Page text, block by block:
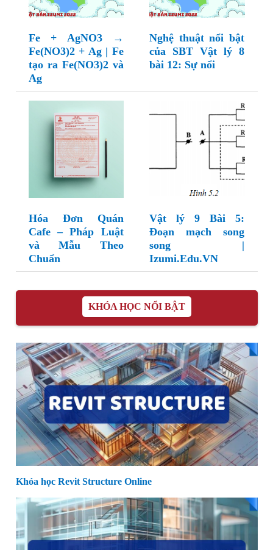
Fe + AgNO3 →
Fe(NO3)2 + Ag | Fe
tạo ra Fe(NO3)2 và
Ag
Nghệ thuật nổi bật
của SBT Vật lý 8
bài 12: Sự nổi
Hóa Đơn Quán
Cafe – Pháp Luật
và Mẫu Theo
Chuẩn
Vật lý 9 Bài 5:
Đoạn mạch song
song |
Izumi.Edu.VN
KHÓA HỌC NỔI BẬT
Khóa học Revit Structure Online